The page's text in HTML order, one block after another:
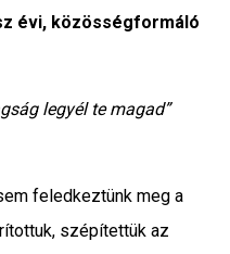
évi, közösségformáló
legyél te magad”
feledkeztünk meg a
szépítettük az